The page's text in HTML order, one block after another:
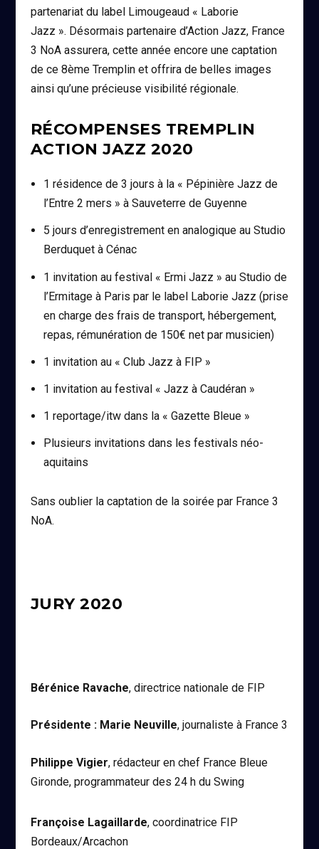
partenariat du label Limougeaud « Laborie
Jazz ». Désormais partenaire d’Action Jazz, France
3 NoA assurera, cette année encore une captation
de ce 8ème Tremplin et offrira de belles images
ainsi qu’une précieuse visibilité régionale.
RÉCOMPENSES TREMPLIN
ACTION JAZZ 2020
1 résidence de 3 jours à la « Pépinière Jazz de
l’Entre 2 mers » à Sauveterre de Guyenne
5 jours d’enregistrement en analogique au Studio
Berduquet à Cénac
1 invitation au festival « Ermi Jazz » au Studio de
l’Ermitage à Paris par le label Laborie Jazz (prise
en charge des frais de transport, hébergement,
repas, rémunération de 150€ net par musicien)
1 invitation au « Club Jazz à FIP »
1 invitation au festival « Jazz à Caudéran »
1 reportage/itw dans la « Gazette Bleue »
Plusieurs invitations dans les festivals néo-
aquitains
Sans oublier la captation de la soirée par France 3
NoA.
JURY 2020
Bérénice Ravache, directrice nationale de FIP
Présidente : Marie Neuville, journaliste à France 3
Philippe Vigier, rédacteur en chef France Bleue
Gironde, programmateur des 24 h du Swing
Françoise Lagaillarde, coordinatrice FIP
Bordeaux/Arcachon